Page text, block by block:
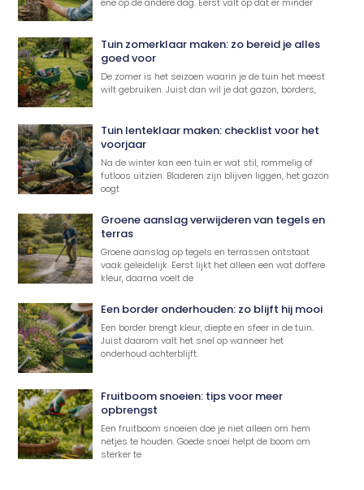
ene op de andere dag. Eerst valt op dat er minder
Tuin zomerklaar maken: zo bereid je alles
goed voor
De zomer is het seizoen waarin je de tuin het meest
wilt gebruiken. Juist dan wil je dat gazon, borders,
Tuin lenteklaar maken: checklist voor het
voorjaar
Na de winter kan een tuin er wat stil, rommelig of
futloos uitzien. Bladeren zijn blijven liggen, het gazon
oogt
Groene aanslag verwijderen van tegels en
terras
Groene aanslag op tegels en terrassen ontstaat
vaak geleidelijk. Eerst lijkt het alleen een wat doffere
kleur, daarna voelt de
Een border onderhouden: zo blijft hij mooi
Een border brengt kleur, diepte en sfeer in de tuin.
Juist daarom valt het snel op wanneer het
onderhoud achterblijft.
Fruitboom snoeien: tips voor meer
opbrengst
Een fruitboom snoeien doe je niet alleen om hem
netjes te houden. Goede snoei helpt de boom om
sterker te